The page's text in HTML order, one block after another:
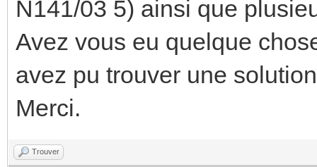
N141/03 5) ainsi que
Avez vous eu quelque
avez pu trouver une
Merci.
Trouver